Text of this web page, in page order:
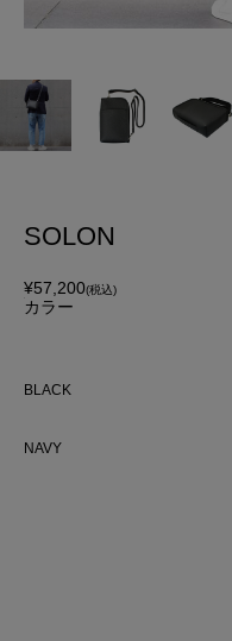
SOLON
¥57,200(税込)
カラー
BLACK
NAVY